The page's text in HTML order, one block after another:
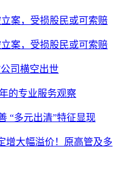
案，受损股民或可索赔
案，受损股民或可索赔
司横空出世
的专业服务观察
“多元出清”特征显现
增大幅溢价！原高管及多